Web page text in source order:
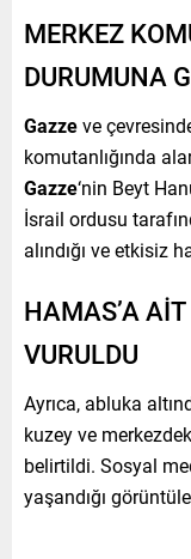
MERKEZ
DURUMUNA
Gazzeve
komutanlığında
Gazze‘nin Beyt
İsrail ordusu
alındığı ve etkisiz
HAMAS’A
VURULDU
Ayrıca, abluka
kuzey ve
belirtildi. Sosyal
yaşandığı